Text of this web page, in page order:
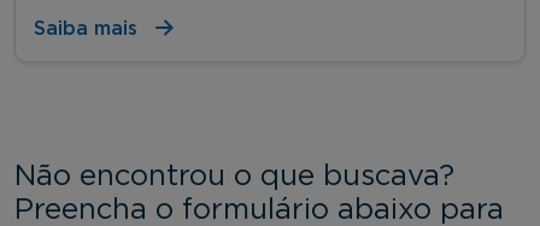
Saiba mais
Não encontrou o que buscava?
Preencha o formulário abaixo para